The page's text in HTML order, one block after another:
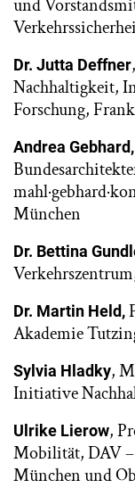
und
Dr. Jutta Deffner
Nachhaltigkeit,
Forschung,
Andrea Gebhard,
München
Dr. Bettina
Dr. Martin Held,
Akademie
Sylvia Hladky,
Initiative
Ulrike Lierow,
Mobilität, DAV –
München und